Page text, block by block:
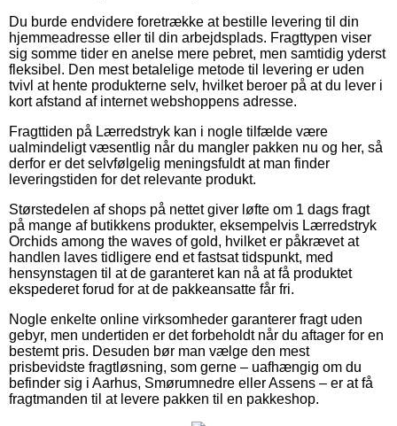
Du burde endvidere foretrække at bestille levering til din
hjemmeadresse eller til din arbejdsplads. Fragttypen viser
sig somme tider en anelse mere pebret, men samtidig yderst
fleksibel. Den mest betalelige metode til levering er uden
tvivl at hente produkterne selv, hvilket beroer på at du lever i
kort afstand af internet webshoppens adresse.
Fragttiden på Lærredstryk kan i nogle tilfælde være
ualmindeligt væsentlig når du mangler pakken nu og her, så
derfor er det selvfølgelig meningsfuldt at man finder
leveringstiden for det relevante produkt.
Størstedelen af shops på nettet giver løfte om 1 dags fragt
på mange af butikkens produkter, eksempelvis Lærredstryk
Orchids among the waves of gold, hvilket er påkrævet at
handlen laves tidligere end et fastsat tidspunkt, med
hensynstagen til at de garanteret kan nå at få produktet
ekspederet forud for at de pakkeansatte får fri.
Nogle enkelte online virksomheder garanterer fragt uden
gebyr, men undertiden er det forbeholdt når du aftager for en
bestemt pris. Desuden bør man vælge den mest
prisbevidste fragtløsning, som gerne – uafhængig om du
befinder sig i Aarhus, Smørumnedre eller Assens – er at få
fragtmanden til at levere pakken til en pakkeshop.